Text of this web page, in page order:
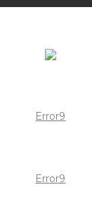
Error9
Error9